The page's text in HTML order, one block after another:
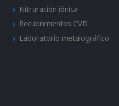
Nitruración iónica
Recubrimientos CVD
Laboratorio metalográfico